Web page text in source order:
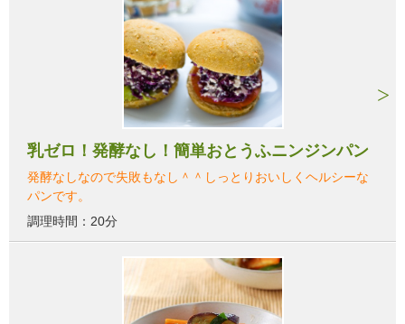
乳ゼロ！発酵なし！簡単おとうふニンジンパン
発酵なしなので失敗もなし＾＾しっとりおいしくヘルシーな
パンです。
調理時間：20分